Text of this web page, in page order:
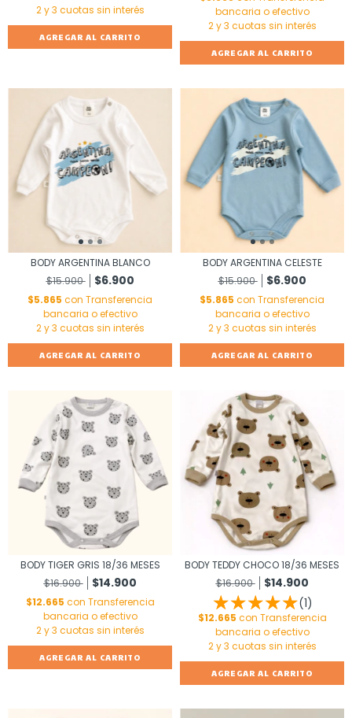
AGREGAR AL CARRITO
bancaria o efectivo
AGREGAR AL CARRITO
BODY ARGENTINA BLANCO
$15.900
$6.900
$5.865 con Transferencia
bancaria o efectivo
AGREGAR AL CARRITO
BODY ARGENTINA CELESTE
$15.900
$6.900
$5.865 con Transferencia
bancaria o efectivo
AGREGAR AL CARRITO
BODY TIGER GRIS 18/36 MESES
$16.900
$14.900
$12.665 con Transferencia
bancaria o efectivo
AGREGAR AL CARRITO
BODY TEDDY CHOCO 18/36 MESES
$16.900
$14.900
(1)
$12.665 con Transferencia
bancaria o efectivo
AGREGAR AL CARRITO